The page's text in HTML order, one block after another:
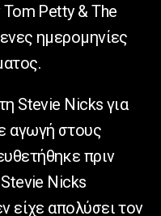
Petty & The
ημερομηνίες
Stevie Nicks για
αγωγή στους
πριν
Nicks
είχε απολύσει τον